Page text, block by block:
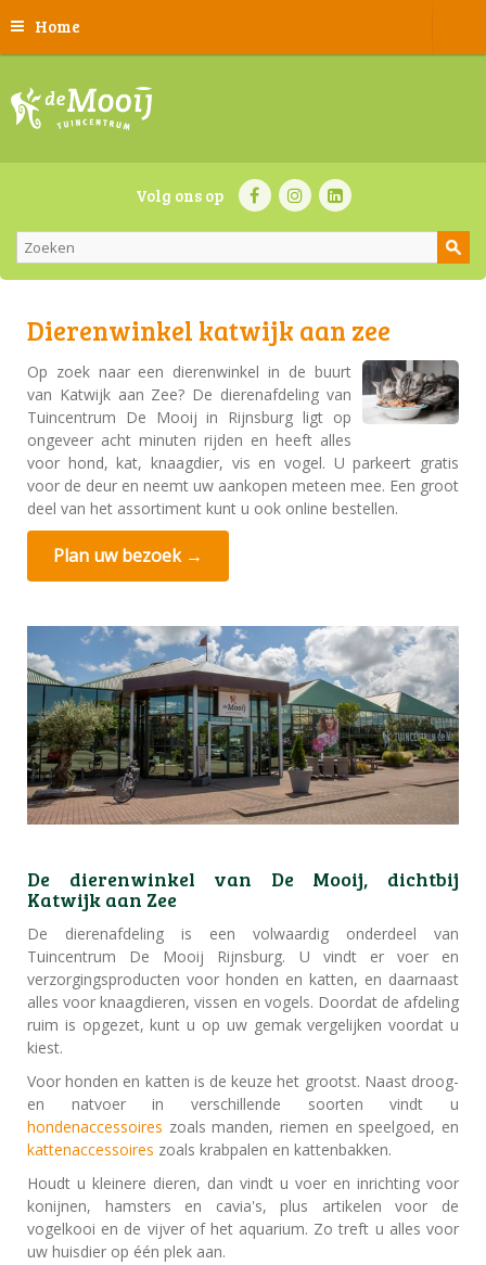
Home
Volg ons op
Dierenwinkel katwijk aan zee
Op zoek naar een dierenwinkel in de buurt
van Katwijk aan Zee? De dierenafdeling van
Tuincentrum De Mooij in Rijnsburg ligt op
ongeveer acht minuten rijden en heeft alles
voor hond, kat, knaagdier, vis en vogel. U parkeert gratis
voor de deur en neemt uw aankopen meteen mee. Een groot
deel van het assortiment kunt u ook online bestellen.
Plan uw bezoek →
De dierenwinkel van De Mooij, dichtbij
Katwijk aan Zee
De dierenafdeling is een volwaardig onderdeel van
Tuincentrum De Mooij Rijnsburg. U vindt er voer en
verzorgingsproducten voor honden en katten, en daarnaast
alles voor knaagdieren, vissen en vogels. Doordat de afdeling
ruim is opgezet, kunt u op uw gemak vergelijken voordat u
kiest.
Voor honden en katten is de keuze het grootst. Naast droog-
en natvoer in verschillende soorten vindt u
hondenaccessoires zoals manden, riemen en speelgoed, en
kattenaccessoires zoals krabpalen en kattenbakken.
Houdt u kleinere dieren, dan vindt u voer en inrichting voor
konijnen, hamsters en cavia's, plus artikelen voor de
vogelkooi en de vijver of het aquarium. Zo treft u alles voor
uw huisdier op één plek aan.